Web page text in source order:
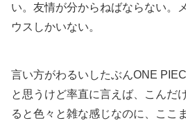
い。友情が分からねばならない。
ウスしかいない。
言い方がわるいしたぶんONE
と思うけど率直に言えば、こんだ
ると色々と雑な感じなのに、ここ